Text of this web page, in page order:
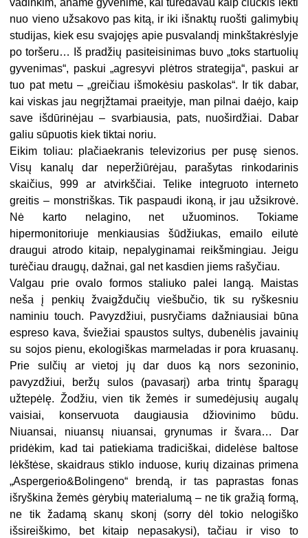
vadinkim, aname gyvenime, kai turėdavau kaip ciuckis lėkti
nuo vieno užsakovo pas kitą, ir iki išnaktų ruošti galimybių
studijas, kiek esu svajojęs apie pusvalandį minkštakrėslyje
po toršeru… Iš pradžių pasiteisinimas buvo „toks startuolių
gyvenimas“, paskui „agresyvi plėtros strategija“, paskui ar
tuo pat metu – „greičiau išmokėsiu paskolas“. Ir tik dabar,
kai viskas jau negrįžtamai praeityje, man pilnai daėjo, kaip
save išdūrinėjau – svarbiausia, pats, nuoširdžiai. Dabar
galiu sūpuotis kiek tiktai noriu.
Eikim toliau: plačiaekranis televizorius per pusę sienos.
Visų kanalų dar neperžiūrėjau, parašytas rinkodarinis
skaičius, 999 ar atvirkščiai. Telike integruoto interneto
greitis – monstriškas. Tik paspaudi ikoną, ir jau užsikrovė.
Nė karto nelagino, net užuominos. Tokiame
hipermonitoriuje menkiausias šūdžiukas, emailo eilutė
draugui atrodo kitaip, nepalyginamai reikšmingiau. Jeigu
turėčiau draugų, dažnai, gal net kasdien jiems rašyčiau.
Valgau prie ovalo formos staliuko palei langą. Maistas
neša į penkių žvaigždučių viešbučio, tik su ryškesniu
naminiu touch. Pavyzdžiui, pusryčiams dažniausiai būna
espreso kava, šviežiai spaustos sultys, dubenėlis javainių
su sojos pienu, ekologiškas marmeladas ir pora kruasanų.
Prie sulčių ar vietoj jų dar duos ką nors sezoninio,
pavyzdžiui, beržų sulos (pavasarį) arba trintų šparagų
užtepėlę. Žodžiu, vien tik žemės ir sumedėjusių augalų
vaisiai, konservuota daugiausia džiovinimo būdu.
Niuansai, niuansų niuansai, grynumas ir švara… Dar
pridėkim, kad tai patiekiama tradiciškai, didelėse baltose
lėkštėse, skaidraus stiklo induose, kurių dizainas primena
„Aspergerio&Bolingeno“ brendą, ir tas paprastas fonas
išryškina žemės gėrybių materialumą – ne tik gražią formą,
ne tik žadamą skanų skonį (sorry dėl tokio nelogiško
išsireiškimo, bet kitaip nepasakysi), tačiau ir viso to